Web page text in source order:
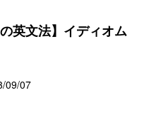
英文法】イディオム
09/07